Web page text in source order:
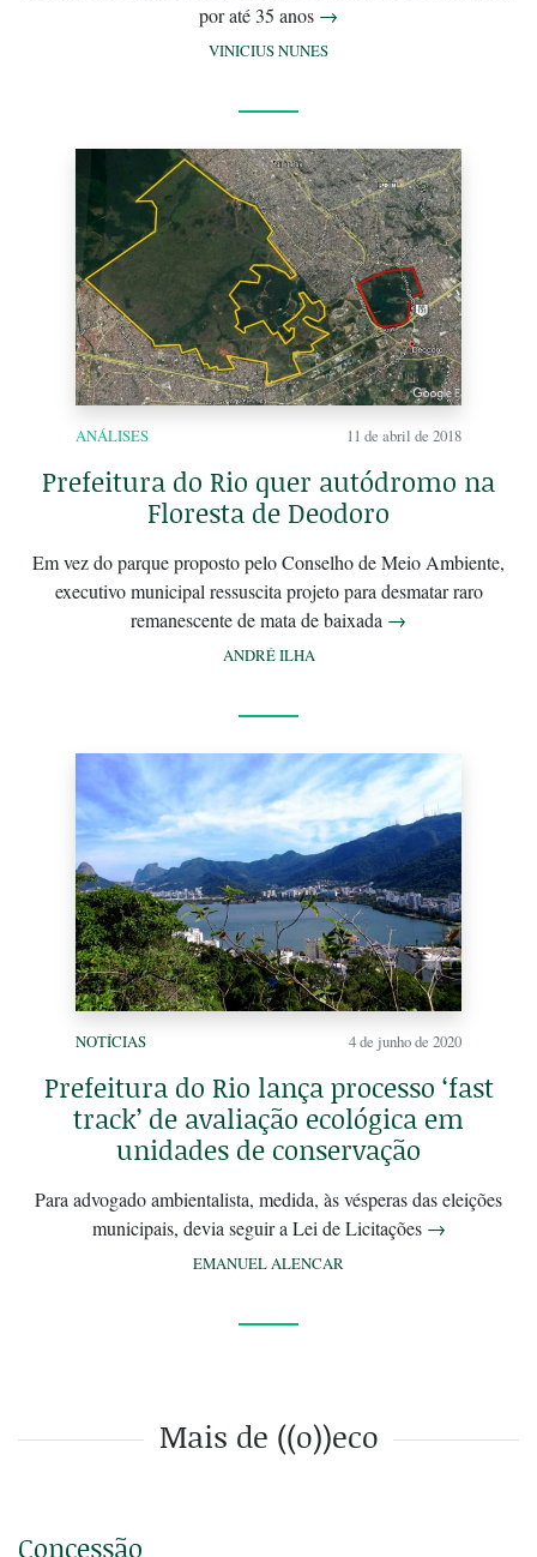
por até 35 anos →
VINICIUS NUNES
ANÁLISES 11 de abril de 2018
Prefeitura do Rio quer autódromo na
Floresta de Deodoro
Em vez do parque proposto pelo Conselho de Meio Ambiente,
executivo municipal ressuscita projeto para desmatar raro
remanescente de mata de baixada →
ANDRÉ ILHA
NOTÍCIAS 4 de junho de 2020
Prefeitura do Rio lança processo ‘fast
track’ de avaliação ecológica em
unidades de conservação
Para advogado ambientalista, medida, às vésperas das eleições
municipais, devia seguir a Lei de Licitações →
EMANUEL ALENCAR
Mais de ((o))eco
Concessão